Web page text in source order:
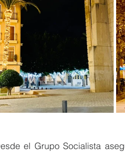
el Grupo Socialista